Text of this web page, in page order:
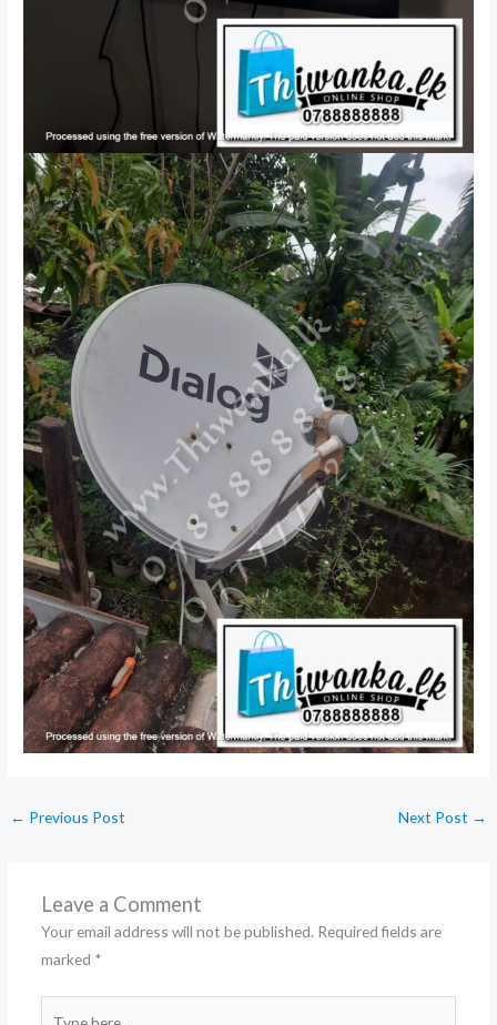
← Previous Post Next Post →
Leave a Comment
Your email address will not be published. Required fields are
marked *